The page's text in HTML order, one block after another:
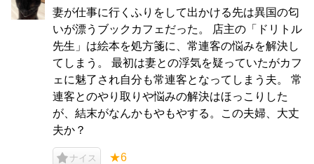
妻が仕事に行くふりをして出かける先は異国の匂
いが漂うブックカフェだった。 店主の「ドリトル
先生」は絵本を処方箋に、常連客の悩みを解決し
てしまう。 最初は妻との浮気を疑っていたがカフ
ェに魅了され自分も常連客となってしまう夫。 常
連客とのやり取りや悩みの解決はほっこりした
が、結末がなんかもやもやする。この夫婦、大丈
夫か？
ナイス ★6